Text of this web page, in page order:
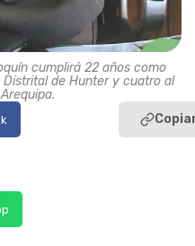
cumplirá 22 años como
de Hunter y cuatro al